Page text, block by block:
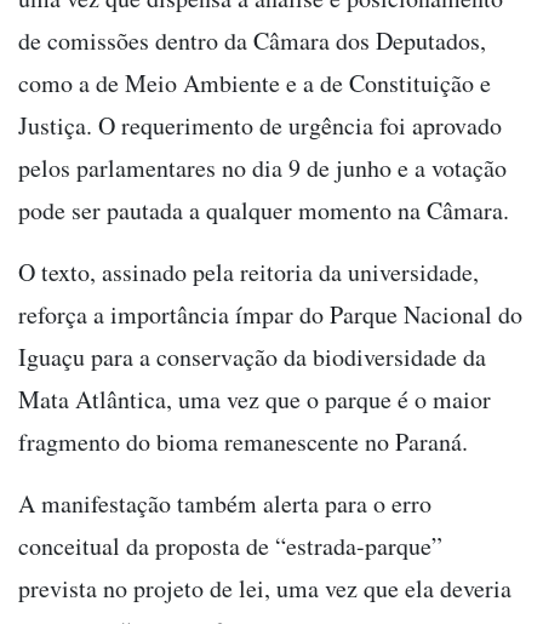
de comissões dentro da Câmara dos Deputados,
como a de Meio Ambiente e a de Constituição e
Justiça. O requerimento de urgência foi aprovado
pelos parlamentares no dia 9 de junho e a votação
pode ser pautada a qualquer momento na Câmara.
O texto, assinado pela reitoria da universidade,
reforça a importância ímpar do Parque Nacional do
Iguaçu para a conservação da biodiversidade da
Mata Atlântica, uma vez que o parque é o maior
fragmento do bioma remanescente no Paraná.
A manifestação também alerta para o erro
conceitual da proposta de “estrada-parque”
prevista no projeto de lei, uma vez que ela deveria